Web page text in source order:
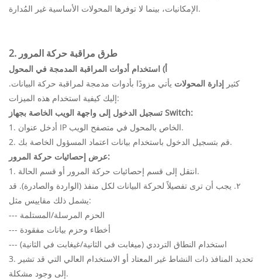
الإمكانيات، بينما لا توفرها المحولات الأساسية غير المُدارة.
2. طرق مراقبة حركة المرور
أ) استخدام أدوات المراقبة المدمجة في المحول
كثير إدارة المحولات يأتي مزودًا بأدوات مدمجة لمراقبة حركة البيانات.
إليك كيفية استخدام هذه الميزات:
تسجيل الدخول إلى واجهة الويب الخاصة بجهاز Switch:
1. أدخل عنوان IP الخاص بالمحول في متصفح الويب.
2. قم بتسجيل الدخول باستخدام بيانات اعتماد المسؤول الخاصة بك.
عرض إحصائيات حركة المرور:
1. انتقل إلى قسم إحصائيات حركة المرور أو قسم الحالة.
٢. يجب أن ترى تفصيلاً لحركة البيانات لكل منفذ (الواردة والصادرة). قد
يشمل ذلك مقاييس مثل:
--- الحزم المرسلة/المستلمة
--- أخطاء وحزم بيانات مفقودة
--- استخدام النطاق الترددي (ميغابت في الثانية/غيغابت في الثانية)
3. تحديد المنافذ ذات النشاط غير المعتاد أو الاستخدام العالي التي قد تشير
إلى وجود مشكلة.